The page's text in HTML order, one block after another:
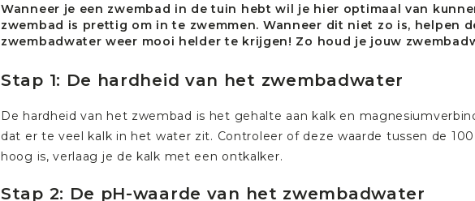
Wanneer je een zwembad in de tuin hebt wil je hier optimaal van
zwembad is prettig om in te zwemmen. Wanneer dit niet zo is, helpen
zwembadwater weer mooi helder te krijgen! Zo houd je jouw
Stap 1: De hardheid van het zwembadwater
De hardheid van het zwembad is het gehalte aan kalk en
dat er te veel kalk in het water zit. Controleer of deze waarde tussen de
hoog is, verlaag je de kalk met een ontkalker.
Stap 2: De pH-waarde van het zwembadwater